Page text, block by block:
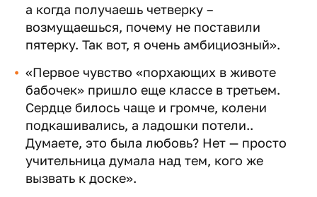
а когда получаешь четверку –
возмущаешься, почему не поставили
пятерку. Так вот, я очень амбициозный».
«Первое чувство «порхающих в животе
бабочек» пришло еще классе в третьем.
Сердце билось чаще и громче, колени
подкашивались, а ладошки потели..
Думаете, это была любовь? Нет — просто
учительница думала над тем, кого же
вызвать к доске».